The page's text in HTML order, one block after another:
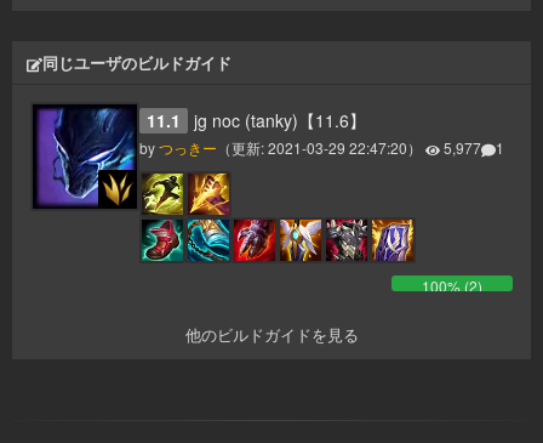
同じユーザのビルドガイド
11.1 jg noc (tanky)【11.6】
byつっきー （更新:2021-03-29 22:47:20） 5,977 1
100% (2)
他のビルドガイドを見る